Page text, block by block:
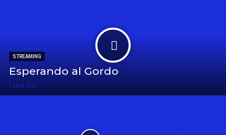
STREAMING
Esperando al Gordo
1 abril, 2021